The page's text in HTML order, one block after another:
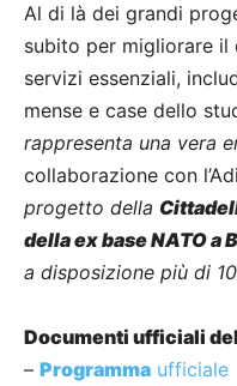
Al di là dei grandi
subito per migliorare il
servizi essenziali,
mense e case dello
rappresenta una vera
collaborazione con
progetto della
della ex base NATO a
a disposizione più di
Documenti ufficiali
– Programma ufficiale